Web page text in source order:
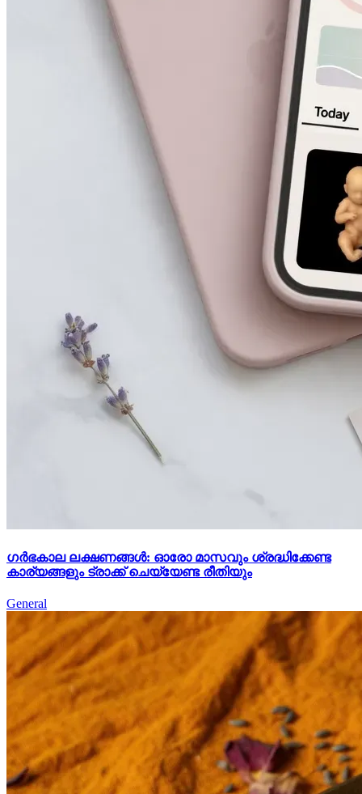
ഗർഭകാല ലക്ഷണങ്ങൾ: ഓരോ മാസവും ശ്രദ്ധിക്കേണ്ട
കാര്യങ്ങളും ട്രാക്ക് ചെയ്യേണ്ട രീതിയും
General